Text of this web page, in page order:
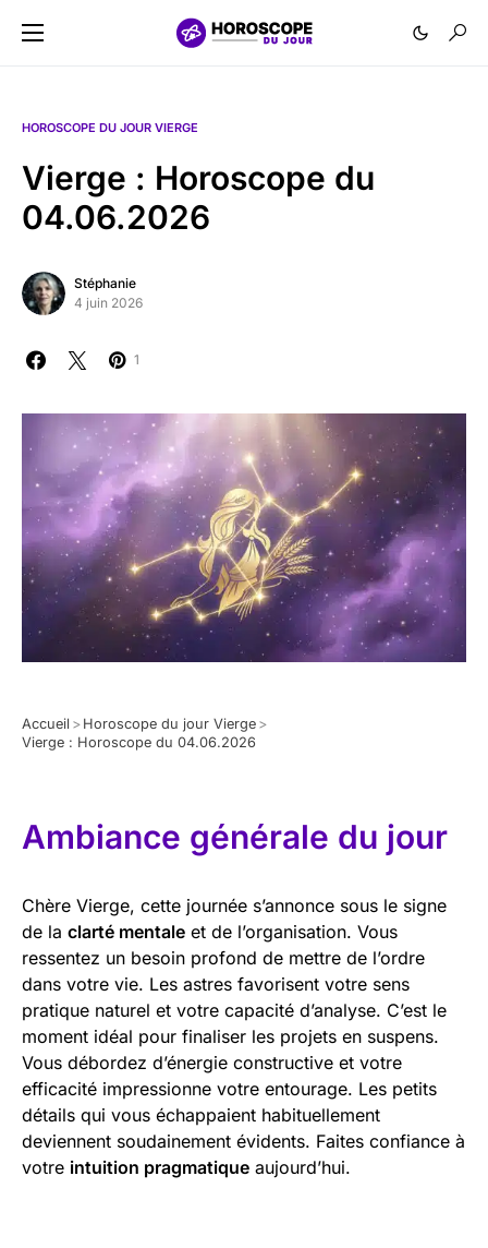
HOROSCOPE DU JOUR VIERGE
Vierge : Horoscope du
04.06.2026
Stéphanie
4 juin 2026
1
Accueil > Horoscope du jour Vierge >
Vierge : Horoscope du 04.06.2026
Ambiance générale du jour
Chère Vierge, cette journée s’annonce sous le signe
de la clarté mentale et de l’organisation. Vous
ressentez un besoin profond de mettre de l’ordre
dans votre vie. Les astres favorisent votre sens
pratique naturel et votre capacité d’analyse. C’est le
moment idéal pour finaliser les projets en suspens.
Vous débordez d’énergie constructive et votre
efficacité impressionne votre entourage. Les petits
détails qui vous échappaient habituellement
deviennent soudainement évidents. Faites confiance à
votre intuition pragmatique aujourd’hui.